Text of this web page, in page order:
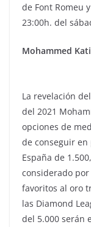
de Font Romeu
23:00h. del
Mohammed
La revelación
del 2021
opciones de
de conseguir en
España de
considerado
favoritos al oro
las Diamond
del 5.000 serán